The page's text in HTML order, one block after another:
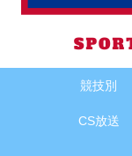
競技別
CS放送